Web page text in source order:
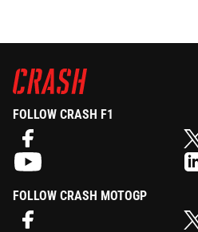
FOLLOW CRASH F1
FOLLOW CRASH MOTOGP